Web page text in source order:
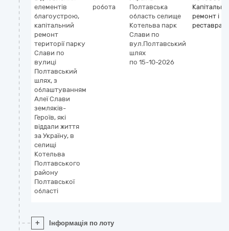
елементів
благоустрою,
капітальний
ремонт
території парку
Слави по
вулиці
Полтавський
шлях, з
облаштуванням
Алеї Слави
земляків-
Героїв, які
віддали життя
за Україну, в
селищі
Котельва
Полтавського
району
Полтавської
області
робота
Полтавська
область селище
Котельва парк
Слави по
вул.Полтавський
шлях
по 15-10-2026
ремонт і
+ Інформація по лоту